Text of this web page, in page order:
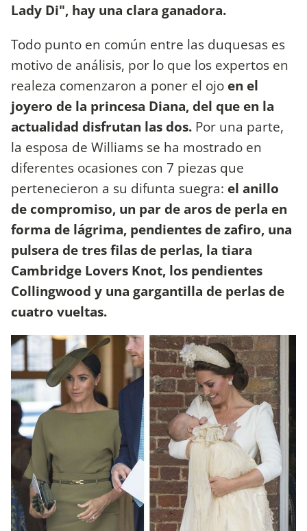
Lady Di", hay una clara ganadora.
Todo punto en común entre las duquesas es
motivo de análisis, por lo que los expertos en
realeza comenzaron a poner el ojo en el
joyero de la princesa Diana, del que en la
actualidad disfrutan las dos. Por una parte,
la esposa de Williams se ha mostrado en
diferentes ocasiones con 7 piezas que
pertenecieron a su difunta suegra: el anillo
de compromiso, un par de aros de perla en
forma de lágrima, pendientes de zafiro, una
pulsera de tres filas de perlas, la tiara
Cambridge Lovers Knot, los pendientes
Collingwood y una gargantilla de perlas de
cuatro vueltas.